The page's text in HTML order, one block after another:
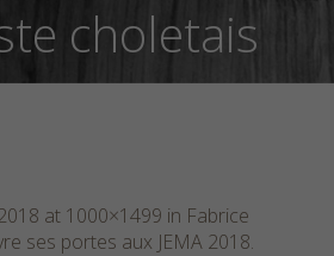
choletais
at 1000×1499 in Fabrice
ses portes aux JEMA 2018.